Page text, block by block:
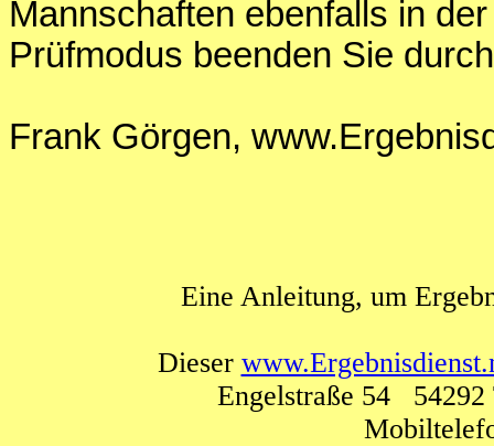
Mannschaften ebenfalls in
Prüfmodus beenden Sie
Frank Görgen,
Eine Anleitung, um
Dieser
Engelstraße 54